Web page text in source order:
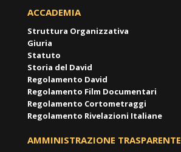
ACCADEMIA
Struttura Organizzativa
Giuria
Statuto
Storia del David
Regolamento David
Regolamento Film Documentari
Regolamento Cortometraggi
Regolamento Rivelazioni Italiane
AMMINISTRAZIONE TRASPARENTE